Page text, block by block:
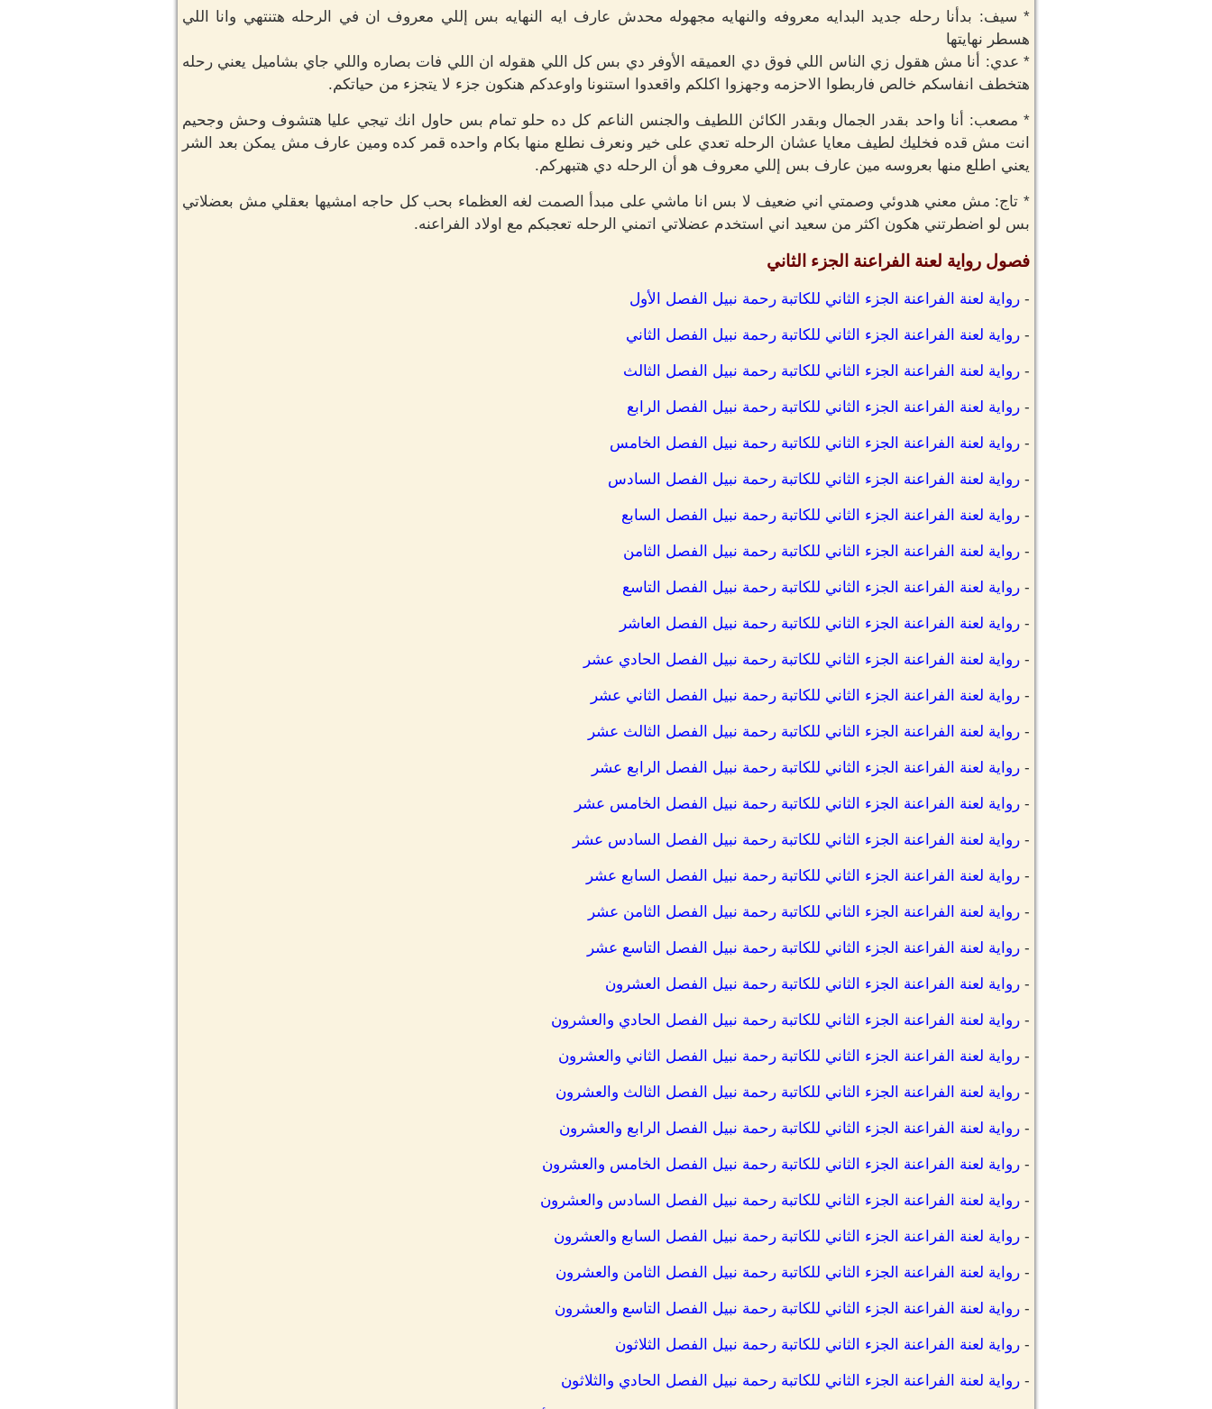
* سيف: بدأنا رحله جديد البدايه معروفه والنهايه مجهوله محدش عارف ايه النهايه بس إللي معروف ان في الرحله هتنتهي وانا اللي
هسطر نهايتها
* عدي: أنا مش هقول زي الناس اللي فوق دي العميقه الأوفر دي بس كل اللي هقوله ان اللي فات بصاره واللي جاي بشاميل يعني رحله
هتخطف انفاسكم خالص فاربطوا الاحزمه وجهزوا اكلكم واقعدوا استنونا واوعدكم هنكون جزء لا يتجزء من حياتكم.
* مصعب: أنا واحد بقدر الجمال وبقدر الكائن اللطيف والجنس الناعم كل ده حلو تمام بس حاول انك تيجي عليا هتشوف وحش وجحيم
انت مش قده فخليك لطيف معايا عشان الرحله تعدي على خير ونعرف نطلع منها بكام واحده قمر كده ومين عارف مش يمكن بعد الشر
يعني اطلع منها بعروسه مين عارف بس إللي معروف هو أن الرحله دي هتبهركم.
* تاج: مش معني هدوئي وصمتي اني ضعيف لا بس انا ماشي على مبدأ الصمت لغه العظماء بحب كل حاجه امشيها بعقلي مش بعضلاتي
بس لو اضطرتني هكون اكثر من سعيد اني استخدم عضلاتي اتمني الرحله تعجبكم مع اولاد الفراعنه.
فصول رواية لعنة الفراعنة الجزء الثاني
- رواية لعنة الفراعنة الجزء الثاني للكاتبة رحمة نبيل الفصل الأول
- رواية لعنة الفراعنة الجزء الثاني للكاتبة رحمة نبيل الفصل الثاني
- رواية لعنة الفراعنة الجزء الثاني للكاتبة رحمة نبيل الفصل الثالث
- رواية لعنة الفراعنة الجزء الثاني للكاتبة رحمة نبيل الفصل الرابع
- رواية لعنة الفراعنة الجزء الثاني للكاتبة رحمة نبيل الفصل الخامس
- رواية لعنة الفراعنة الجزء الثاني للكاتبة رحمة نبيل الفصل السادس
- رواية لعنة الفراعنة الجزء الثاني للكاتبة رحمة نبيل الفصل السابع
- رواية لعنة الفراعنة الجزء الثاني للكاتبة رحمة نبيل الفصل الثامن
- رواية لعنة الفراعنة الجزء الثاني للكاتبة رحمة نبيل الفصل التاسع
- رواية لعنة الفراعنة الجزء الثاني للكاتبة رحمة نبيل الفصل العاشر
- رواية لعنة الفراعنة الجزء الثاني للكاتبة رحمة نبيل الفصل الحادي عشر
- رواية لعنة الفراعنة الجزء الثاني للكاتبة رحمة نبيل الفصل الثاني عشر
- رواية لعنة الفراعنة الجزء الثاني للكاتبة رحمة نبيل الفصل الثالث عشر
- رواية لعنة الفراعنة الجزء الثاني للكاتبة رحمة نبيل الفصل الرابع عشر
- رواية لعنة الفراعنة الجزء الثاني للكاتبة رحمة نبيل الفصل الخامس عشر
- رواية لعنة الفراعنة الجزء الثاني للكاتبة رحمة نبيل الفصل السادس عشر
- رواية لعنة الفراعنة الجزء الثاني للكاتبة رحمة نبيل الفصل السابع عشر
- رواية لعنة الفراعنة الجزء الثاني للكاتبة رحمة نبيل الفصل الثامن عشر
- رواية لعنة الفراعنة الجزء الثاني للكاتبة رحمة نبيل الفصل التاسع عشر
- رواية لعنة الفراعنة الجزء الثاني للكاتبة رحمة نبيل الفصل العشرون
- رواية لعنة الفراعنة الجزء الثاني للكاتبة رحمة نبيل الفصل الحادي والعشرون
- رواية لعنة الفراعنة الجزء الثاني للكاتبة رحمة نبيل الفصل الثاني والعشرون
- رواية لعنة الفراعنة الجزء الثاني للكاتبة رحمة نبيل الفصل الثالث والعشرون
- رواية لعنة الفراعنة الجزء الثاني للكاتبة رحمة نبيل الفصل الرابع والعشرون
- رواية لعنة الفراعنة الجزء الثاني للكاتبة رحمة نبيل الفصل الخامس والعشرون
- رواية لعنة الفراعنة الجزء الثاني للكاتبة رحمة نبيل الفصل السادس والعشرون
- رواية لعنة الفراعنة الجزء الثاني للكاتبة رحمة نبيل الفصل السابع والعشرون
- رواية لعنة الفراعنة الجزء الثاني للكاتبة رحمة نبيل الفصل الثامن والعشرون
- رواية لعنة الفراعنة الجزء الثاني للكاتبة رحمة نبيل الفصل التاسع والعشرون
- رواية لعنة الفراعنة الجزء الثاني للكاتبة رحمة نبيل الفصل الثلاثون
- رواية لعنة الفراعنة الجزء الثاني للكاتبة رحمة نبيل الفصل الحادي والثلاثون